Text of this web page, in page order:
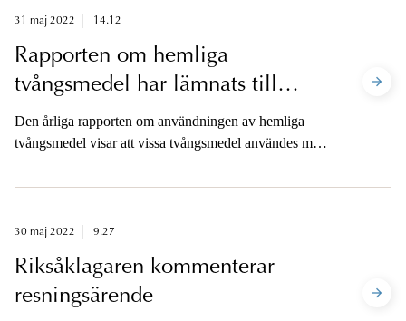
31 maj 2022 14.12
Rapporten om hemliga
tvångsmedel har lämnats till
regeringen
Den årliga rapporten om användningen av hemliga
tvångsmedel visar att vissa tvångsmedel användes mer
mindre. Störst är ökningen för det nya tvångsmedlet
30 maj 2022 9.27
Riksåklagaren kommenterar
resningsärende